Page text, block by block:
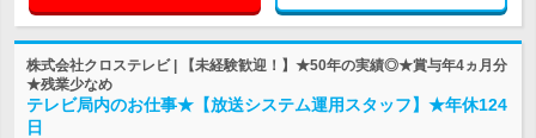
株式会社クロステレビ | 【未経験歓迎！】★50年の実績◎★賞与年4ヵ月分
★残業少なめ
テレビ局内のお仕事★【放送システム運用スタッフ】★年休124
日